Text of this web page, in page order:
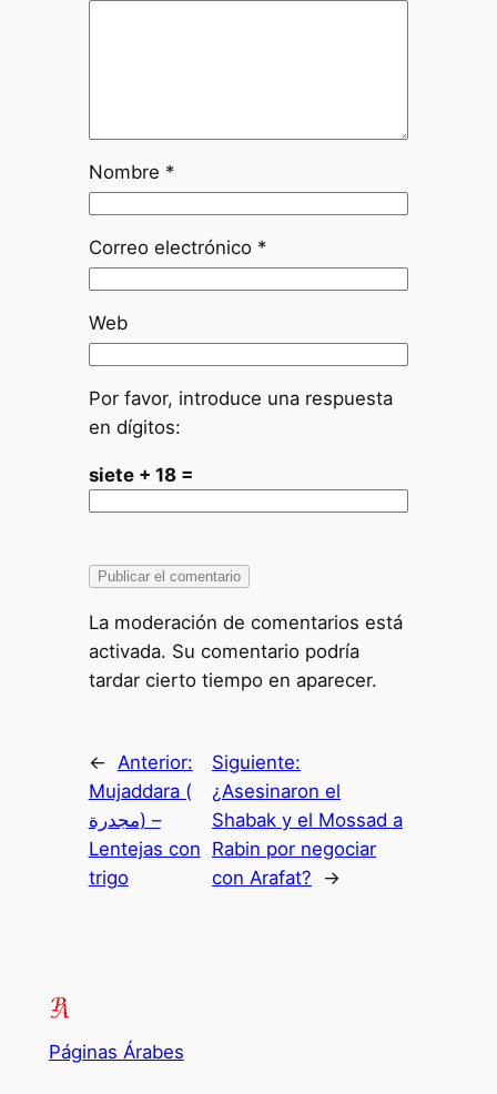
Nombre *
Correo electrónico *
Web
Por favor, introduce una respuesta
en dígitos:
siete + 18 =
La moderación de comentarios está
activada. Su comentario podría
tardar cierto tiempo en aparecer.
←
Anterior:
Mujaddara (
مجدرة) –
Lentejas con
trigo
Siguiente:
¿Asesinaron el
Shabak y el Mossad a
Rabin por negociar
con Arafat?
→
Páginas Árabes